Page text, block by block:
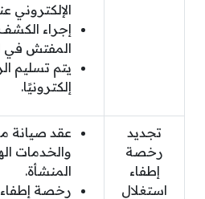
الإلكتروني
إجراء
المفتش في
يتم تسليم
إلكترونيًا.
تجديد
رخصة
إطفاء
استغلال
عقد صيانة
والخدمات
المنشأة.
رخصة إطفاء